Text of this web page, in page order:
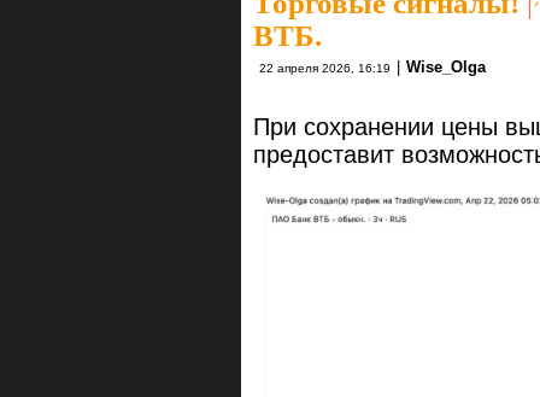
ВТБ.
22 апреля 2026, 16:19 Wise_Olga
При сохранении цены
предоставит